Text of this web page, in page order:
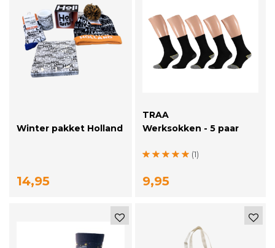
Winter pakket Holland
14,95
TRAA
Werksokken - 5 paar
(1)
9,95